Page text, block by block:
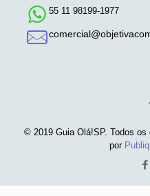
55 11 98199-1977
© 2019 Guia Olá!SP. Todos
por